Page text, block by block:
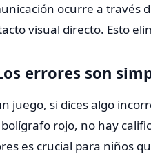
ocurre a través
visual directo. Esto
errores son
juego, si dices algo
rojo, no hay
es crucial para niños